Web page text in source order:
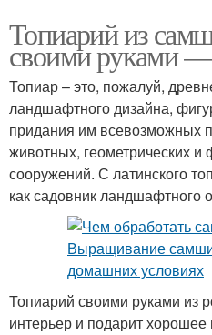
Топиарий из
своими руками —
Топиар – это, пожалуй,
ландшафтного дизайна,
придания им всевозможных
животных, геометрических и
сооружений. С латинского
как садовник ландшафтного
Топиарий своими руками из
интерьер и подарит хорошее